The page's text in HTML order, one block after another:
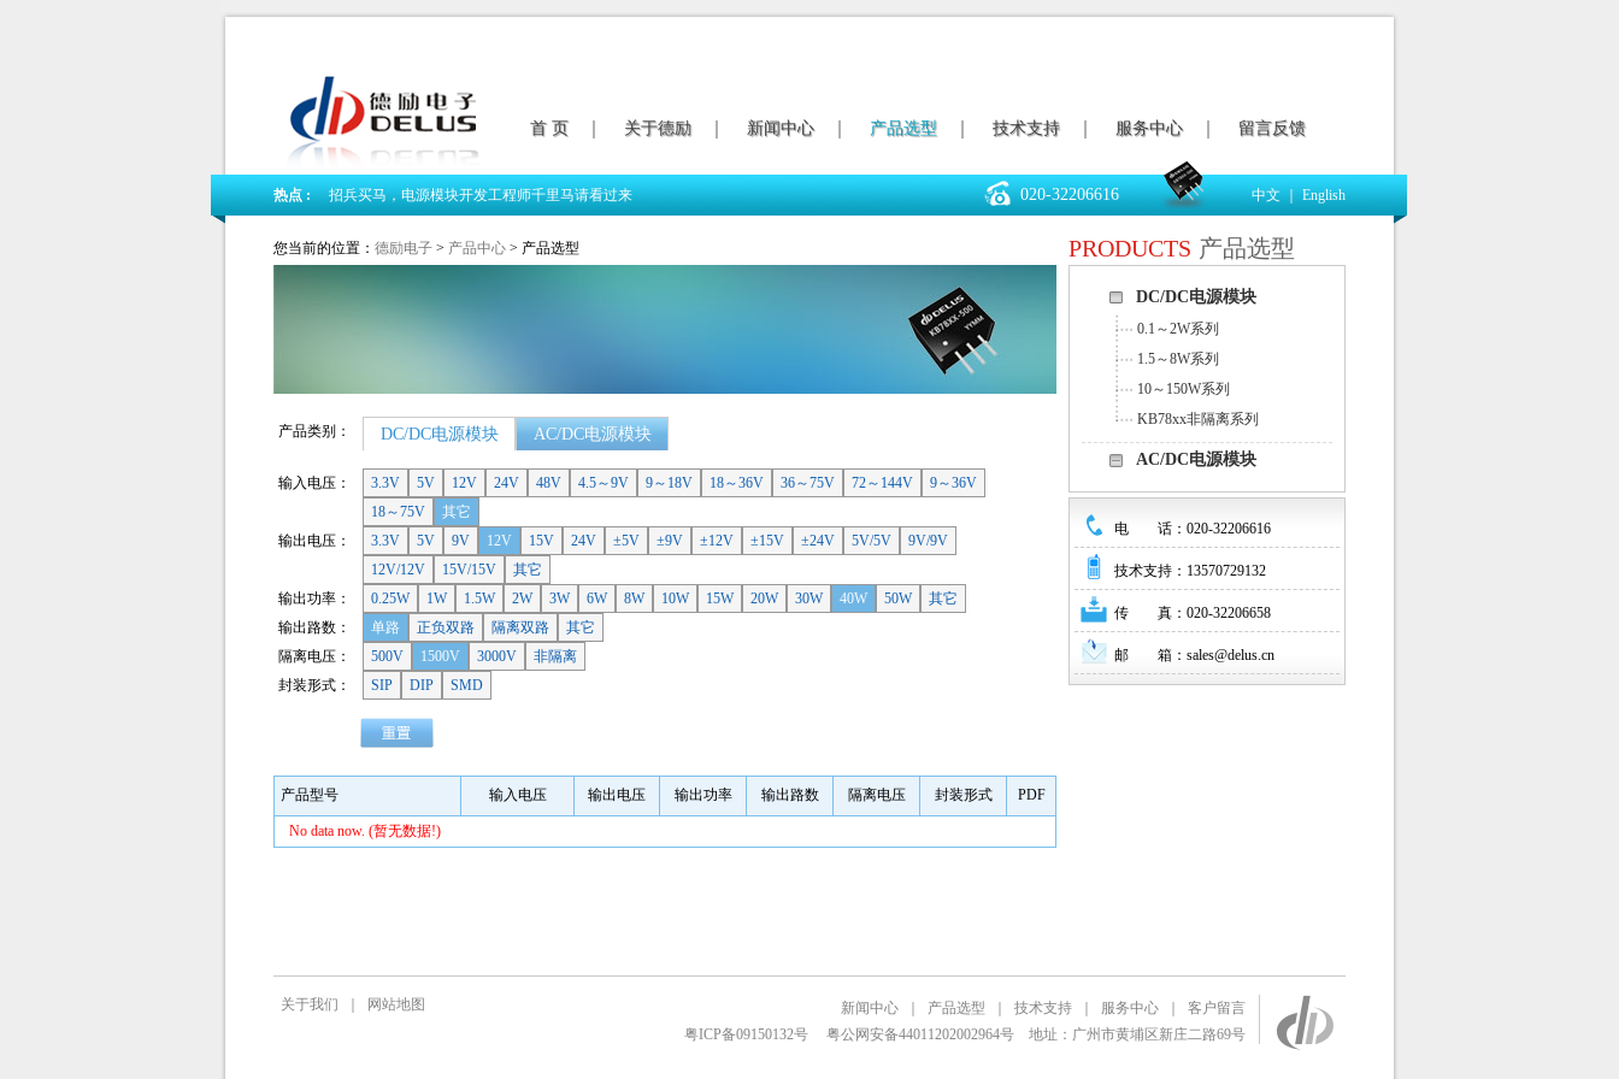
首 页 关于德励 新闻中心 产品选型 技术支持 服务中心 留言反馈
热点 : 招兵买马，电源模块开发工程师千里马请看过来 中文 English
020-32206616
您当前的位置： 德励电子 > 产品中心 > 产品选型
产品类别： DC/DC电源模块 AC/DC电源模块
输入电压： 3.3V 5V 12V 24V 48V 4.5～9V 9～18V 18～36V 36～75V 72～144V
9～36V
18～75V
其它
输出电压：
3.3V 5V 9V 12V 15V 24V ±5V ±9V ±12V ±15V ±24V 5V/5V
9V/9V
12V/12V
15V/15V
其它
输出功率：
0.25W 1W 1.5W 2W 3W 6W 8W 10W 15W 20W 30W 40W 50W
其它
输出路数：
单路 正负双路 隔离双路
其它
隔离电压：
500V 1500V 3000V
非隔离
封装形式：
SIP DIP SMD
产品型号 输入电压 输出电压 输出功率 输出路数 隔离电压 封装形式 PDF
No data now. (暂无数据!)
PRODUCTS 产品选型
DC/DC电源模块
0.1～2W系列
1.5～8W系列
10～150W系列
KB78xx非隔离系列
AC/DC电源模块
电 话：020-32206616
技术支持：13570729132
传 真：020-32206658
邮 箱：sales@delus.cn
关于我们 网站地图 新闻中心 产品选型 技术支持 服务中心
客户留言
粤ICP备09150132号
粤公网安备44011202002964号 地址：广州市黄埔区新庄二路69号